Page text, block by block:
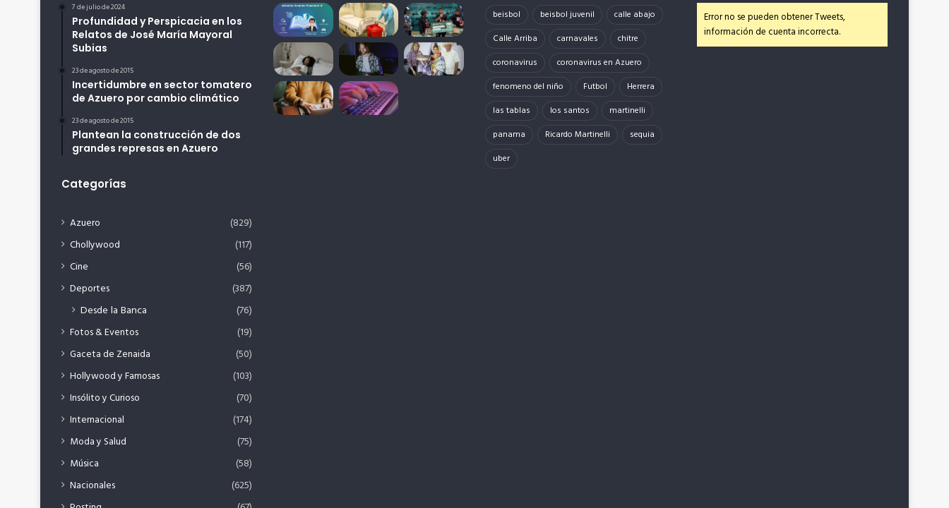
7 de julio de 2024
Profundidad y Perspicacia en los
Relatos de José María Mayoral
Subias
23 de agosto de 2015
Incertidumbre en sector tomatero
de Azuero por cambio climático
23 de agosto de 2015
Plantean la construcción de dos
grandes represas en Azuero
Categorías
Azuero
(829)
Chollywood
(117)
Cine
(56)
Deportes
(387)
Desde la Banca (76)
Fotos & Eventos
(19)
Gaceta de Zenaida
(50)
Hollywood y Famosas
(103)
Insólito y Curioso
(70)
Internacional
(174)
Moda y Salud
(75)
Música
(58)
Nacionales
(625)
beisbol beisbol juvenil
calle abajo
Calle Arriba
carnavales
chitre
coronavirus
coronavirus en Azuero
fenomeno del niño
Futbol
Herrera
las tablas
los santos
martinelli
panama
Ricardo Martinelli
sequia
uber
Error no se pueden obtener Tweets,
información de cuenta incorrecta.